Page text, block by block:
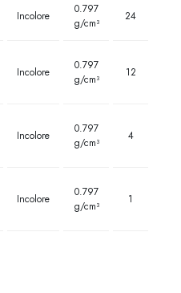
Incolore
0.797
g/cm­³
24
Incolore
0.797
g/cm­³
12
Incolore
0.797
g/cm­³
4
Incolore
0.797
g/cm­³
1